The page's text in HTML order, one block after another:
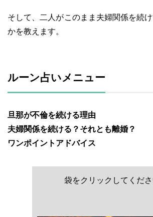
そして、二人がこのまま夫婦関係を続
かを教えます。
ルーン占いメニュー
旦那が不倫を続ける理由
夫婦関係を続ける？それとも離婚？
ワンポイントアドバイス
袋をクリックしてくだ